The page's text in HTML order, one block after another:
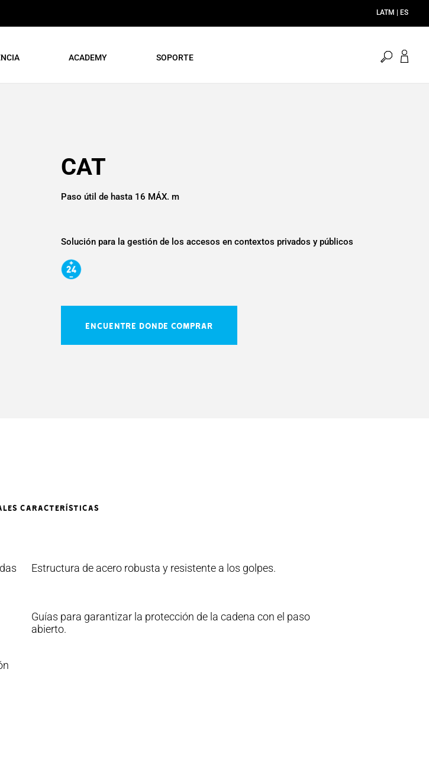
ACADEMY SOPORTE
CAT
Paso útil de hasta 16 MÁX. m
Solución para la gestión de los accesos en contextos privados y públicos
ENCUENTRE DONDE COMPRAR
CARACTERÍSTICAS
Estructura de acero robusta y resistente a los golpes.
Guías para garantizar la protección de la cadena con el paso
abierto.